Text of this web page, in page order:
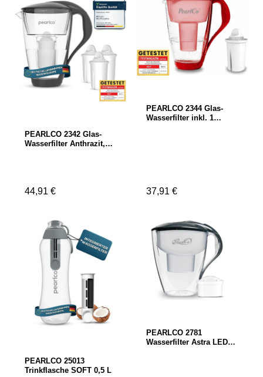
PEARLCO 2342 Glas-
Wasserfilter Anthrazit,
Regulärer Preis:
44,91 €
PEARLCO 2344 Glas-
Wasserfilter inkl. 1
Regulärer Preis:
37,91 €
PEARLCO 25013
Trinkflasche SOFT 0,5 L
PEARLCO 2781
Wasserfilter Astra LED